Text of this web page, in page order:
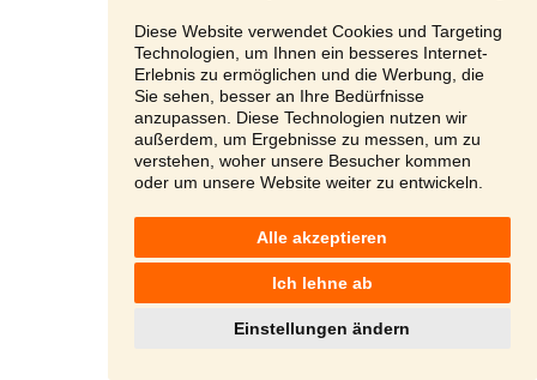
Diese Website verwendet Cookies und Targeting
Technologien, um Ihnen ein besseres Internet-
Erlebnis zu ermöglichen und die Werbung, die
Sie sehen, besser an Ihre Bedürfnisse
anzupassen. Diese Technologien nutzen wir
außerdem, um Ergebnisse zu messen, um zu
verstehen, woher unsere Besucher kommen
oder um unsere Website weiter zu entwickeln.
Alle akzeptieren
Ich lehne ab
Einstellungen ändern